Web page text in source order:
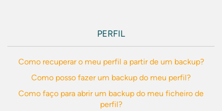
PERFIL
Como recuperar o meu perfil a partir de um backup?
Como posso fazer um backup do meu perfil?
Como faço para abrir um backup do meu ficheiro de
perfil?